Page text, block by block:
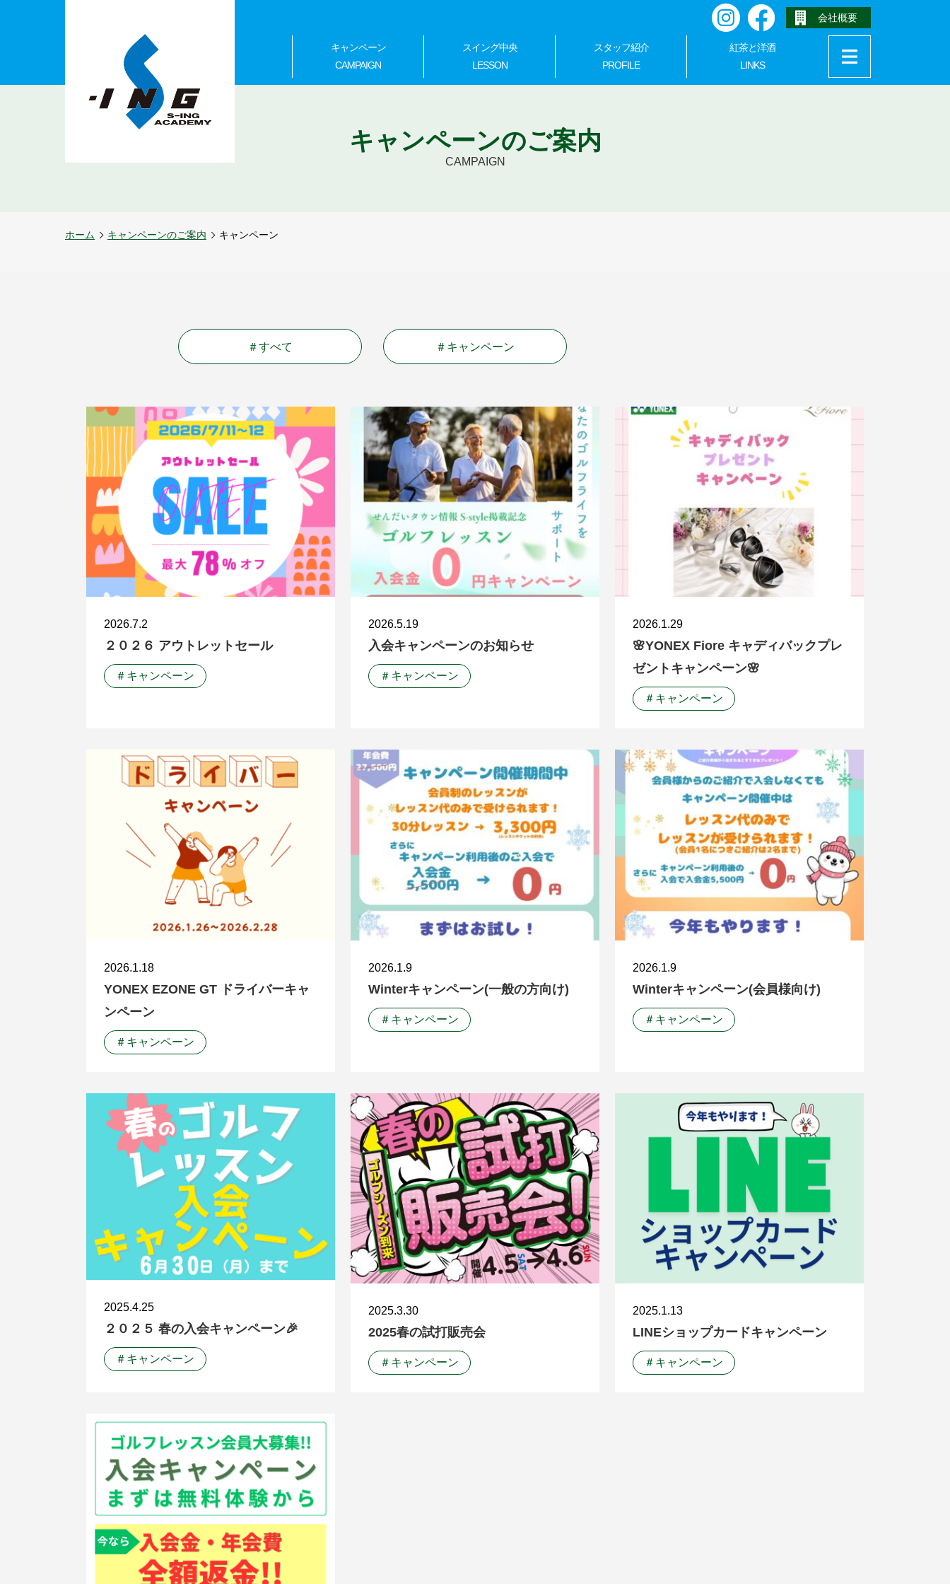
会社概要
キャンペーン
CAMPAIGN
スイング中央
LESSON
スタッフ紹介
PROFILE
紅茶と洋酒
LINKS
InstagramFacebook
キャンペーンのご案内
CAMPAIGN
ホーム キャンペーンのご案内 キャンペーン
2026.7.2
２０２６ アウトレットセール
＃キャンペーン
2026.5.19
入会キャンペーンのお知らせ
＃キャンペーン
2026.1.29
🌸YONEX Fiore キャディバックプレ
ゼントキャンペーン🌸
＃キャンペーン
2026.1.18
YONEX EZONE GT ドライバーキャ
ンペーン
＃キャンペーン
2026.1.9
Winterキャンペーン(一般の方向け)
＃キャンペーン
2026.1.9
Winterキャンペーン(会員様向け)
＃キャンペーン
2025.4.25
２０２５ 春の入会キャンペーン🎉
＃キャンペーン
2025.3.30
2025春の試打販売会
＃キャンペーン
2025.1.13
LINEショップカードキャンペーン
＃キャンペーン
＃すべて ＃キャンペーン